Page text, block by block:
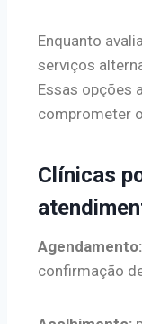
Enquanto
serviços
Essas opções
comprometer
Clínicas
Agendamento:
confirmação